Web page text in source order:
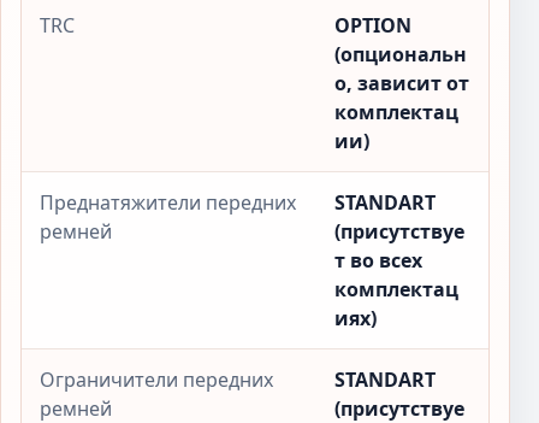
TRC
OPTION
(опциональн
о, зависит от
комплектац
ии)
Преднатяжители передних
ремней
STANDART
(присутствуе
т во всех
комплектац
иях)
Ограничители передних
ремней
STANDART
(присутствуе